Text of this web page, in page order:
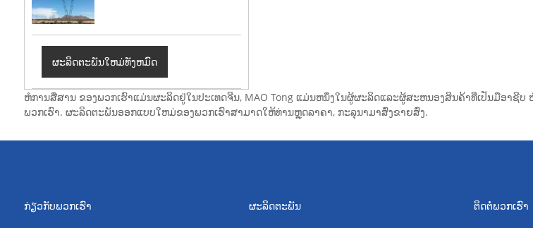
ຜະລິດຕະພັນໃຫມ່ທັງຫມົດ
ຫໍການສື່ສານ ຂອງພວກເຮົາແມ່ນຜະລິດຢູ່ໃນປະເທດຈີນ, MAO Tong ແມ່ນຫນຶ່ງໃນຜູ້ຜະລິດແລະຜູ້ສະຫນອງສິນຄ້າທີ່ເປັນມືອາ
ພວກເຮົາ. ຜະລິດຕະພັນອອກແບບໃຫມ່ຂອງພວກເຮົາສາມາດໃຫ້ທ່ານຫຼຸດລາຄາ, ກະລຸນາມາສົ່ງຂາຍສົ່ງ.
ກ່ຽວກັບພວກເຮົາ ຜະລິດຕະພັນ ຕິດຕໍ່ພວກເຮົາ